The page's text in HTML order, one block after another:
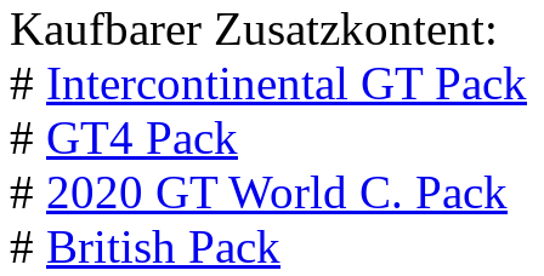
Kaufbarer Zusatzkontent:
# Intercontinental GT Pack
# GT4 Pack
# 2020 GT World C. Pack
# British Pack